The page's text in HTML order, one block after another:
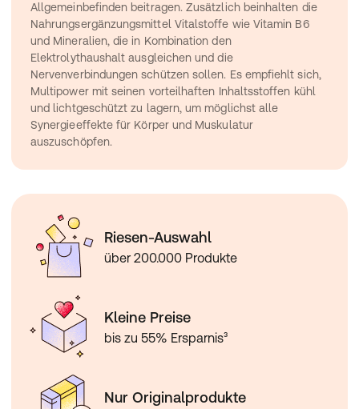
Allgemeinbefinden beitragen. Zusätzlich beinhalten die
Nahrungsergänzungsmittel Vitalstoffe wie Vitamin B6
und Mineralien, die in Kombination den
Elektrolythaushalt ausgleichen und die
Nervenverbindungen schützen sollen. Es empfiehlt sich,
Multipower mit seinen vorteilhaften Inhaltsstoffen kühl
und lichtgeschützt zu lagern, um möglichst alle
Synergieeffekte für Körper und Muskulatur
auszuschöpfen.
Riesen-Auswahl
über 200.000 Produkte
Kleine Preise
bis zu 55% Ersparnis³
Nur Originalprodukte